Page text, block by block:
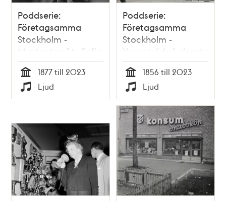
Poddserie:
Företagsamma
Stockholm -
Myntgatan 1A, Sofia
Gumaelius
Tid
1877 till 2023
Typ
Ljud
Poddserie:
Företagsamma
Stockholm -
Kungsträdgårdsgatan
8, SEB
Tid
1856 till 2023
Typ
Ljud